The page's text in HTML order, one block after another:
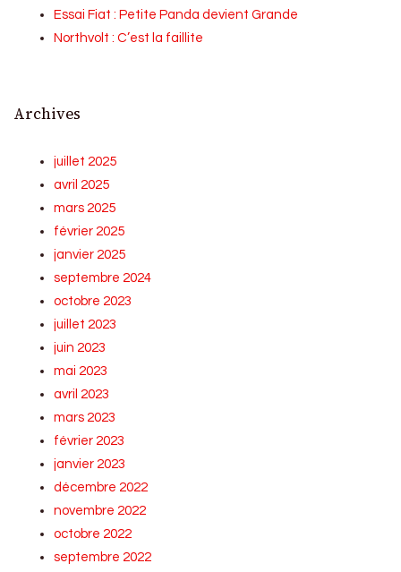
Essai Fiat : Petite Panda devient Grande
Northvolt : C’est la faillite
Archives
juillet 2025
avril 2025
mars 2025
février 2025
janvier 2025
septembre 2024
octobre 2023
juillet 2023
juin 2023
mai 2023
avril 2023
mars 2023
février 2023
janvier 2023
décembre 2022
novembre 2022
octobre 2022
septembre 2022